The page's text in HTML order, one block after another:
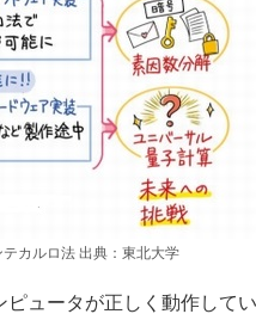
カルロ法 出典：東北大学
ュータが正しく動作して